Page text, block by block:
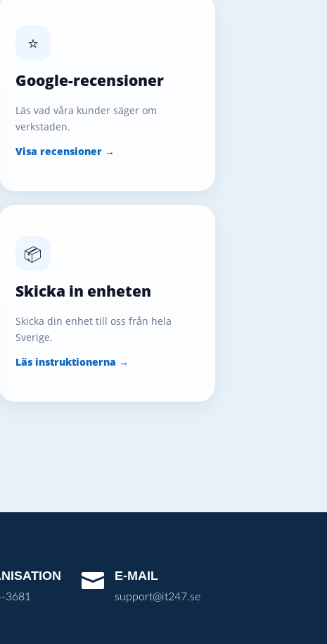
⭐
Google-recensioner
Läs vad våra kunder säger om
verkstaden.
Visa recensioner →
📦
Skicka in enheten
Skicka din enhet till oss från hela
Sverige.
Läs instruktionerna →
3681
 E-MAIL
support@it247.se